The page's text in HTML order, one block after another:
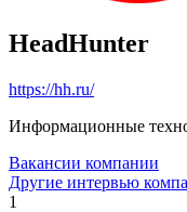
HeadHunter
https://hh.ru/
Информационные
Вакансии компании
Другие интервью
1